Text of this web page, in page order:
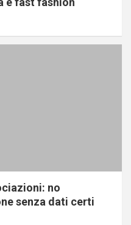
no
senza dati certi